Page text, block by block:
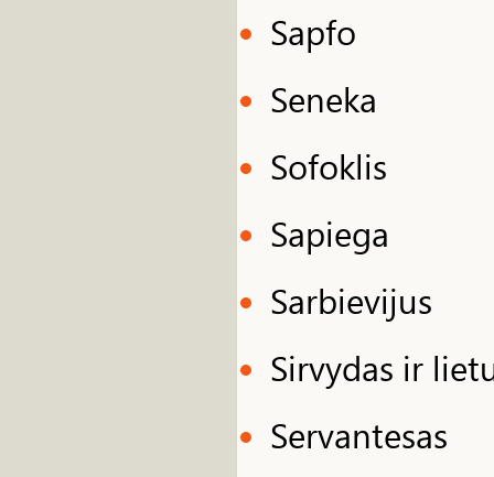
Sapfo
Seneka
Sofoklis
Sapiega
Sarbievijus
Sirvydas ir
Servantesas